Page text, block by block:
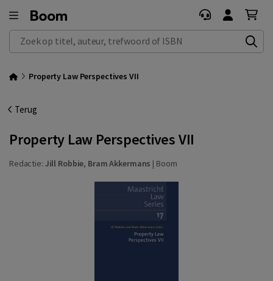
Zoek op titel, auteur, trefwoord of ISBN
Property Law Perspectives VII
Terug
Property Law Perspectives VII
Redactie: Jill Robbie, Bram Akkermans | Boom